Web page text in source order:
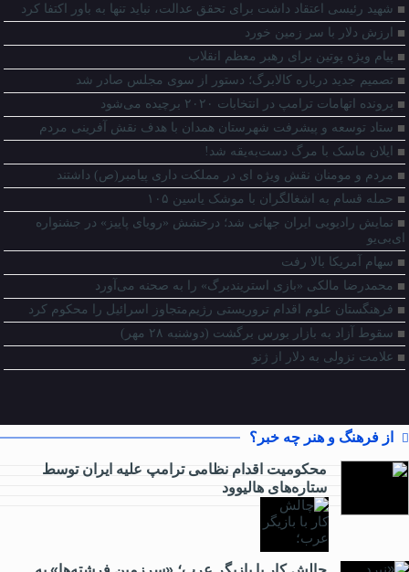
شهید رئیسی اعتقاد داشت برای تحقق عدالت، نباید تنها به باور اکتفا کرد
ارزش دلار با سر زمین خورد
پیام ویژه پوتین برای رهبر معظم انقلاب
تصمیم جدید درباره کالابرگ؛ دستور از سوی مجلس صادر شد
پرونده اتهامات ترامپ در انتخابات ۲۰۲۰ برچیده می‌شود
ستاد توسعه و پیشرفت شهرستان همدان با هدف نقش آفرینی مردم
ایلان ماسک با مرگ دست‌به‌یقه شد!
مردم و مومنان نقش ویژه ای در مملکت داری پیامبر(ص) داشتند
حمله قسام به اشغالگران با موشک یاسین ۱۰۵
نمایش رادیویی ایران جهانی شد؛ درخشش «رویای پاییز» در جشنواره
ای‌بی‌یو
سهام آمریکا بالا رفت
محمدرضا مالکی «بازی استریندبرگ» را به صحنه می‌آورد
فرهنگستان علوم اقدام تروریستی رژیم‌متجاوز اسرائیل را محکوم کرد
سقوط آزاد به بازار بورس برگشت (دوشنبه ۲۸ مهر)
علامت نزولی به دلار از ژنو
از فرهنگ و هنر چه خبر؟
محکومیت اقدام نظامی ترامپ علیه ایران توسط
ستاره‌های هالیوود
از
کارآفرینی